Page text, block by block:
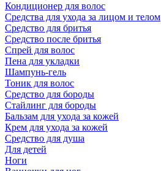
Кондиционер для волос
Средства для ухода за лицом и телом
Средство для бритья
Средство после бритья
Спрей для волос
Пена для укладки
Шампунь-гель
Тоник для волос
Средство для бороды
Стайлинг для бороды
Бальзам для ухода за кожей
Крем для ухода за кожей
Средство для душа
Для детей
Ноги